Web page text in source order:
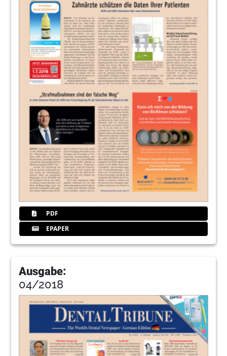
PDF
EPAPER
Ausgabe:
04/2018